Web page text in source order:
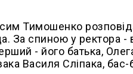
Тимошенко
За спиною у ректора -
- його батька,
Василя Сліпака,